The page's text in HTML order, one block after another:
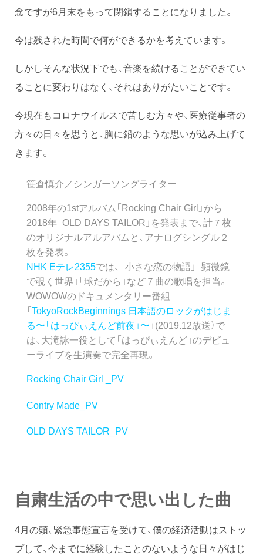
念ですが6月末をもって閉鎖することになりました。
今は残された時間で何ができるかを考えています。
しかしそんな状況下でも、音楽を続けることができてい
ることに変わりはなく、それはありがたいことです。
今現在もコロナウイルスで苦しむ方々や、医療従事者の
方々の日々を思うと、胸に鉛のような思いが込み上げて
きます。
笹倉慎介／シンガーソングライター
2008年の1stアルバム「Rocking Chair Girl」から
2018年「OLD DAYS TAILOR」を発表まで、計７枚
のオリジナルアルアバムと、アナログシングル２
枚を発表。
NHK Eテレ2355では、「小さな恋の物語」「顕微鏡
で覗く世界」「球だから」など７曲の歌唱を担当。
WOWOWのドキュメンタリー番組
「TokyoRockBeginnings 日本語のロックがはじま
る〜「はっぴぃえんど前夜」〜 」(2019.12放送）で
は、大滝詠一役として「はっぴぃえんど」のデビュ
ーライブを生演奏で完全再現。
Rocking Chair Girl _PV
Contry Made_PV
OLD DAYS TAILOR_PV
自粛生活の中で思い出した曲
4月の頭、緊急事態宣言を受けて、僕の経済活動はストッ
プして、今までに経験したことのないような日々がはじ